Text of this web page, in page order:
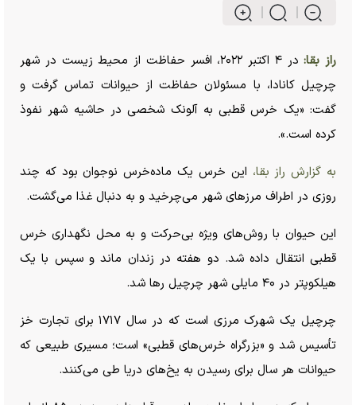
راز بقا:
در ۴ اکتبر ۲۰۲۲، افسر حفاظت از محیط زیست در شهر
چرچیل کانادا، با مسئولان حفاظت از حیوانات تماس گرفت و
گفت: «یک خرس قطبی به آلونک شخصی در حاشیه شهر نفوذ
کرده است.».
به گزارش راز بقا، این خرس یک ماده‌خرس نوجوان بود که چند
روزی در اطراف مرز‌های شهر می‌چرخید و به دنبال غذا می‌گشت.
این حیوان با روش‌های ویژه بی‌حرکت و به محل نگهداری خرس
قطبی انتقال داده شد. دو هفته در زندان ماند و سپس با یک
هیلکوپتر در ۴۰ مایلی شهر چرچیل رها شد.
چرچیل یک شهرک مرزی است که در سال ۱۷۱۷ برای تجارت خز
تأسیس شد و «بزرگراه خرس‌های قطبی» است؛ مسیری طبیعی که
حیوانات هر سال برای رسیدن به یخ‌های دریا طی می‌کنند.